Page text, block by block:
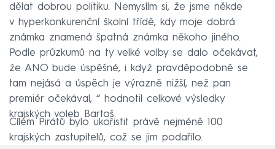
dělat dobrou politiku. Nemyslím si, že jsme někde
v hyperkonkurenční školní třídě, kdy moje dobrá
známka znamená špatná známka někoho jiného.
Podle průzkumů na ty velké volby se dalo očekávat,
že ANO bude úspěšné, i když pravděpodobně se
tam nejásá a úspěch je výrazně nižší, než pan
premiér očekával, “ hodnotil celkové výsledky
krajských voleb Bartoš.
Cílem Pirátů bylo ukořistit právě nejméně 100
krajských zastupitelů, což se jim podařilo.